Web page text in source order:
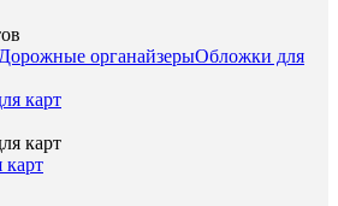
Дорожные органайзерыОбложки для
карт
карт
карт